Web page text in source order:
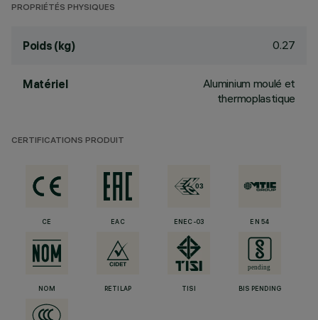
PROPRIÉTÉS PHYSIQUES
Poids (kg) 0.27
Matériel
Aluminium moulé et
thermoplastique
CERTIFICATIONS PRODUIT
CE EAC ENEC-03 EN 54
NOM RETILAP TISI BIS PENDING